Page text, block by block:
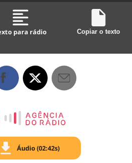
para rádio Copiar o texto
Áudio (02:42s)